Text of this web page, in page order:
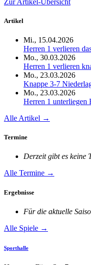
Artikel
Mi., 15.04.2026
Herren 1 verlieren
Mo., 30.03.2026
Herren 1 verlieren
Mo., 23.03.2026
Knappe 3-7
Mo., 23.03.2026
Herren 1 unterliegen
Alle Artikel →
Termine
Derzeit gibt es keine
Alle Termine →
Ergebnisse
Für die aktuelle
Alle Spiele →
Sporthalle